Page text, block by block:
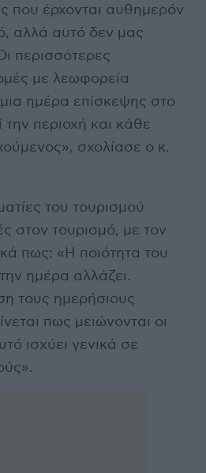
που έρχονται αυθημερόν
αλλά αυτό δεν μας
περισσότερες
με λεωφορεία
ημέρα επίσκεψης στο
περιοχή και κάθε
σχολίασε ο κ.
του τουρισμού
στον τουρισμό, με τον
πως: «Η ποιότητα του
ημέρα αλλάζει.
τους ημερήσιους
πως μειώνονται οι
ισχύει γενικά σε